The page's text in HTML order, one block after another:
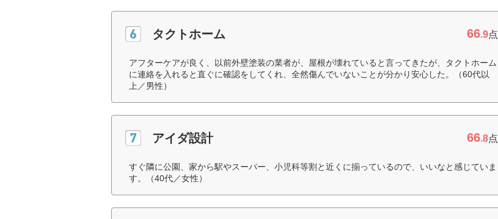
タクトホーム 66.9点
アフターケアが良く、以前外壁塗装の業者が、屋根が壊れていると言ってきたが、タクトホーム
に連絡を入れると直ぐに確認をしてくれ、全然傷んでいないことが分かり安心した。（60代以
上／男性）
アイダ設計 66.8点
すぐ隣に公園、家から駅やスーパー、小児科等割と近くに揃っているので、いいなと感じていま
す。（40代／女性）